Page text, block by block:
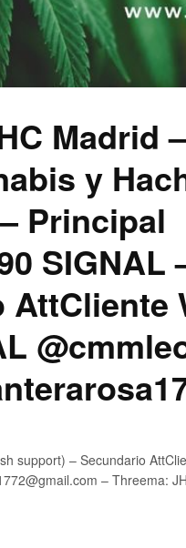
Madrid
y
Principal
support) – Secundario
– Threema: